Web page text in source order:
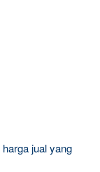
jual yang